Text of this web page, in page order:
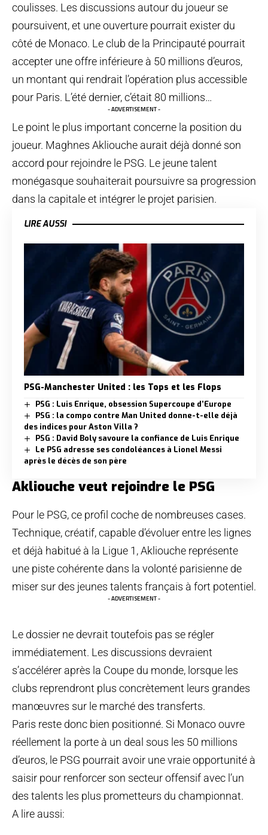
coulisses. Les discussions autour du joueur se
poursuivent, et une ouverture pourrait exister du
côté de Monaco. Le club de la Principauté pourrait
accepter une offre inférieure à 50 millions d’euros,
un montant qui rendrait l’opération plus accessible
pour Paris. L’été dernier, c’était 80 millions…
- ADVERTISEMENT -
Le point le plus important concerne la position du
joueur. Maghnes Akliouche aurait déjà donné son
accord pour rejoindre le PSG. Le jeune talent
monégasque souhaiterait poursuivre sa progression
dans la capitale et intégrer le projet parisien.
LIRE AUSSI
PSG-Manchester United : les Tops et les Flops
PSG : Luis Enrique, obsession Supercoupe d’Europe
PSG : la compo contre Man United donne-t-elle déjà
des indices pour Aston Villa ?
PSG : David Boly savoure la confiance de Luis Enrique
Le PSG adresse ses condoléances à Lionel Messi
après le décès de son père
Akliouche veut rejoindre le PSG
Pour le PSG, ce profil coche de nombreuses cases.
Technique, créatif, capable d’évoluer entre les lignes
et déjà habitué à la Ligue 1, Akliouche représente
une piste cohérente dans la volonté parisienne de
miser sur des jeunes talents français à fort potentiel.
- ADVERTISEMENT -
Le dossier ne devrait toutefois pas se régler
immédiatement. Les discussions devraient
s’accélérer après la Coupe du monde, lorsque les
clubs reprendront plus concrètement leurs grandes
manœuvres sur le marché des transferts.
Paris reste donc bien positionné. Si Monaco ouvre
réellement la porte à un deal sous les 50 millions
d’euros, le PSG pourrait avoir une vraie opportunité à
saisir pour renforcer son secteur offensif avec l’un
des talents les plus prometteurs du championnat.
A lire aussi: